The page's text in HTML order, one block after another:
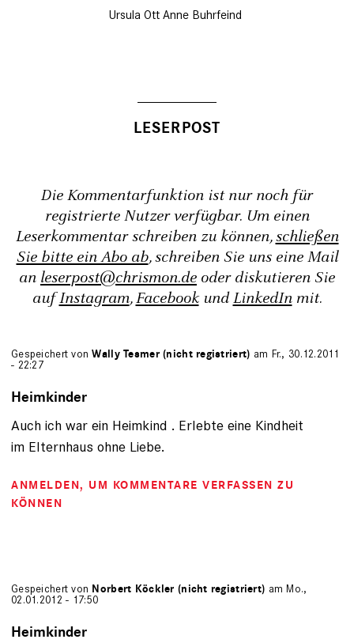
Ursula Ott Anne Buhrfeind
Die Kommentarfunktion ist nur noch für
registrierte Nutzer verfügbar. Um einen
Leserkommentar schreiben zu können,schließen
Sie bitte ein Abo ab, schreiben Sie uns eine Mail
an leserpost@chrismon.de oder diskutieren Sie
aufInstagram,FacebookundLinkedInmit.
Gespeichert vonWally Tesmer (nicht registriert) am Fr., 30.12.2011
- 22:27
Heimkinder
Auch ich war ein Heimkind . Erlebte eine Kindheit
im Elternhaus ohne Liebe.
ANMELDEN, UM KOMMENTARE VERFASSEN ZU
KÖNNEN
Gespeichert von Norbert Köckler (nicht registriert) am Mo.,
02.01.2012 - 17:50
Heimkinder